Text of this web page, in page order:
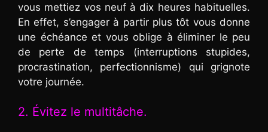
vous mettiez vos neuf à dix heures habituelles.
En effet, s’engager à partir plus tôt vous donne
une échéance et vous oblige à éliminer le peu
de perte de temps (interruptions stupides,
procrastination, perfectionnisme) qui grignote
votre journée.
2. Évitez le multitâche.